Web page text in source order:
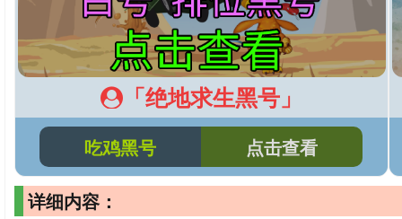
「绝地求生黑号」
吃鸡黑号 点击查看
详细内容：